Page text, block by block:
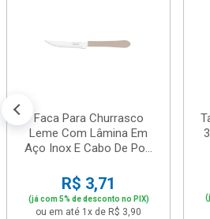
Faca Para Churrasco
Leme Com Lâmina Em
Aço Inox E Cabo De Po...
R$ 3,71
(já com 5% de desconto no PIX)
ou em até 1x de R$ 3,90